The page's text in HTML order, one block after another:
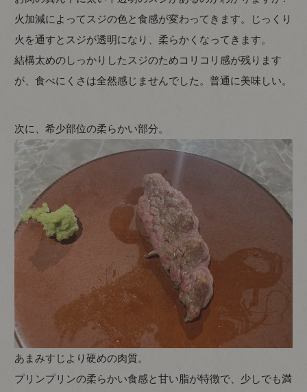
火加減によってスジの色と食感が変わってきます。じっくり
火を通すとスジが透明になり、柔らかくなってきます。
結構太めのしっかりしたスジのためコリコリ感が残ります
が、食べにくさは全然感じませんでした。普通に美味しい。
次に、希少部位の柔らかい部分。
あまみすじより硬めの肉質。
プリンプリンの柔らかい食感と甘い脂が特徴で、少しでも満